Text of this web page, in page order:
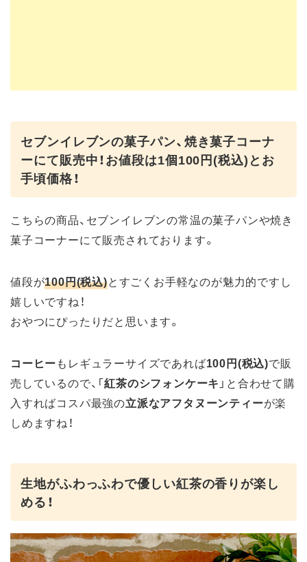
セブンイレブンの菓子パン、焼き菓子コーナ
ーにて販売中！お値段は1個100円(税込)とお
手頃価格！
こちらの商品、セブンイレブンの常温の菓子パンや焼き
菓子コーナーにて販売されております。
値段が100円(税込)とすごくお手軽なのが魅力的ですし
嬉しいですね！
おやつにぴったりだと思います。
コーヒーもレギュラーサイズであれば100円(税込)で販
売しているので、「紅茶のシフォンケーキ 」と合わせて購
入すればコスパ最強の立派なアフタヌーンティーが楽
しめますね！
生地がふわっふわで優しい紅茶の香りが楽し
める！